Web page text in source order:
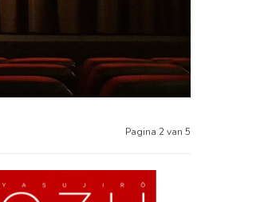
Pagina 2 van 5